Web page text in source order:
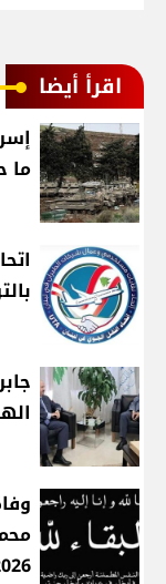
اقرأ أيضا
ما